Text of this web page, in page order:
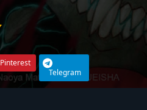
Pinterest
Telegram